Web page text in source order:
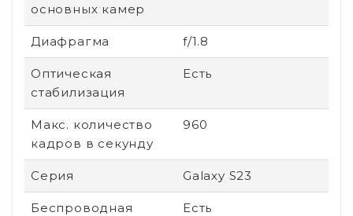
основных камер
Диафрагма f/1.8
Оптическая
стабилизация
Есть
Макс. количество
кадров в секунду
960
Серия Galaxy S23
Беспроводная
Есть